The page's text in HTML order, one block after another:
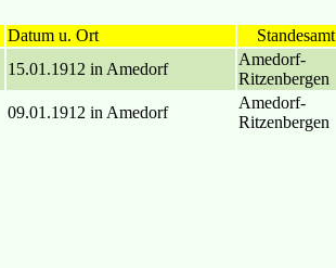
Datum u. Ort Standesamt
15.01.1912 in Amedorf
Amedorf-
Ritzenbergen
09.01.1912 in Amedorf
Amedorf-
Ritzenbergen